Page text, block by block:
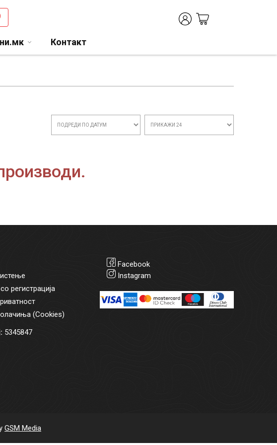
Контакт
регистрација
(Cookies)
5345847
Facebook
Instagram
GSM Media